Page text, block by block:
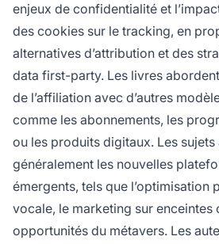
enjeux de confidentialité et
des cookies sur le tracking, en
alternatives d’attribution et des
data first-party. Les livres
de l’affiliation avec d’autres
comme les abonnements, les
ou les produits digitaux. Les
généralement les nouvelles
émergents, tels que l’optimisation
vocale, le marketing sur enceintes
opportunités du métavers. Les